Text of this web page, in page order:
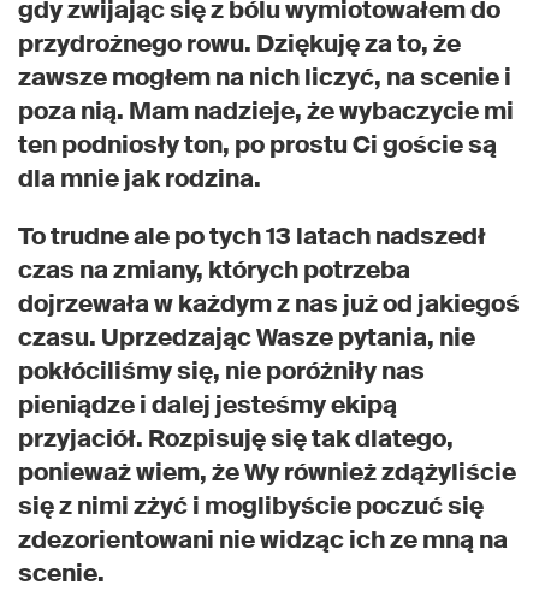
gdy zwijając się z bólu wymiotowałem do
przydrożnego rowu. Dziękuję za to, że
zawsze mogłem na nich liczyć, na scenie i
poza nią. Mam nadzieje, że wybaczycie mi
ten podniosły ton, po prostu Ci goście są
dla mnie jak rodzina.
To trudne ale po tych 13 latach nadszedł
czas na zmiany, których potrzeba
dojrzewała w każdym z nas już od jakiegoś
czasu. Uprzedzając Wasze pytania, nie
pokłóciliśmy się, nie poróżniły nas
pieniądze i dalej jesteśmy ekipą
przyjaciół. Rozpisuję się tak dlatego,
ponieważ wiem, że Wy również zdążyliście
się z nimi zżyć i moglibyście poczuć się
zdezorientowani nie widząc ich ze mną na
scenie.